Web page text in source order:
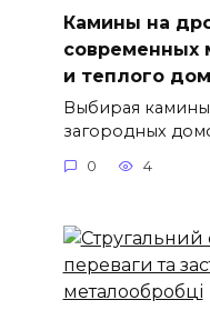
Камины на
современных
и теплого
Выбирая
загородных
0 4